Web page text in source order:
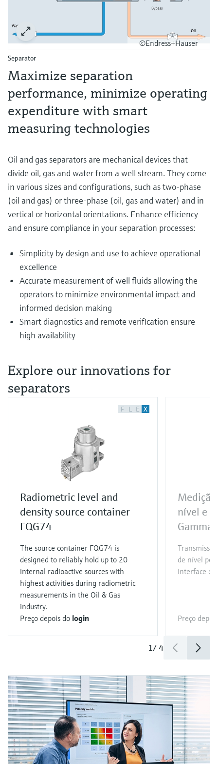
©Endress+Hauser
Separator
Maximize separation
performance, minimize operating
expenditure with smart
measuring technologies​
Oil and gas separators are mechanical devices that
divide oil, gas and water from a well stream. They come
in various sizes and configurations, such as two-phase
(oil and gas) or three-phase (oil, gas and water) and in
vertical or horizontal orientations. Enhance efficiency
and ensure compliance in your separation processes:
Simplicity by design and use to achieve operational
excellence
Accurate measurement of well fluids allowing the
operators to minimize environmental impact and
informed decision making
Smart diagnostics and remote verification ensure
high availability
Explore our innovations for
separators
F L E X
Radiometric level and
density source container
FQG74
The source container FQG74 is
designed to reliably hold up to 20
internal radioactive sources with
highest activities during radiometric
measurements in the Oil & Gas
industry.
Preço depois do login
nível e
de nível
interface e
Preço
1/4